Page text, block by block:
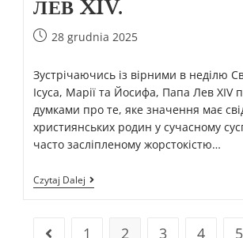
ЛЕВ XIV.
28 grudnia 2025
Зустрічаючись із вірними в неділю
Ісуса, Марії та Йосифа, Папа Лев XIV
думками про те, яке значення має
християнських родин у сучасному
часто засліпленому жорстокістю…
Czytaj Dalej
1 2 3 4 5